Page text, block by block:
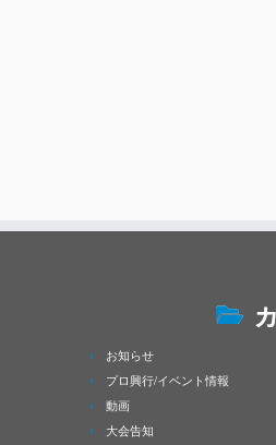
お知らせ
プロ興行/イベント情報
動画
大会告知